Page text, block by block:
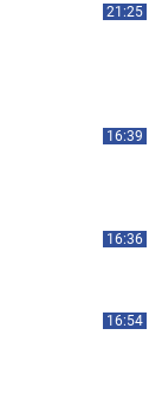
21:25
16:39
16:36
16:54